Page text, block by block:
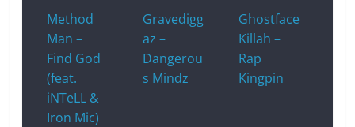
Method
Man –
Find God
(feat.
iNTeLL &
Iron Mic)
Gravedigg
az –
Dangerou
s Mindz
Ghostface
Killah –
Rap
Kingpin